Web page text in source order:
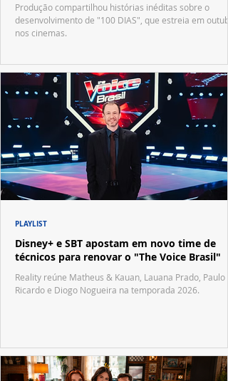
Produção compartilhou histórias inéditas sobre o
desenvolvimento de "100 DIAS", que estreia em
nos cinemas.
Disney+ e SBT apostam em novo time de
técnicos para renovar o "The Voice Brasil"
Reality reúne Matheus & Kauan, Lauana Prado, Paulo
Ricardo e Diogo Nogueira na temporada 2026.
PLAYLIST